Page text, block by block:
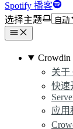
Spotify 播客
选择主题
关于
快速
应用